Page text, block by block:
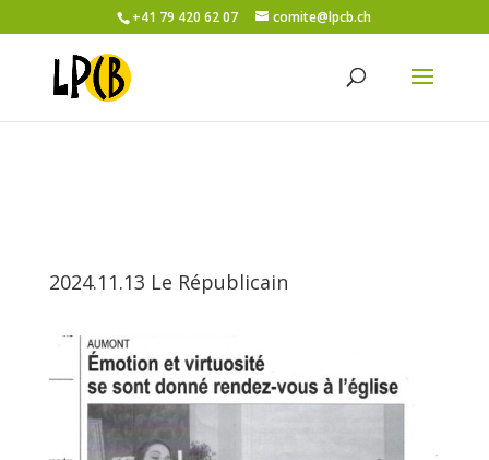
+41 79 420 62 07 comite@lpcb.ch
2024.11.13 Le Républicain